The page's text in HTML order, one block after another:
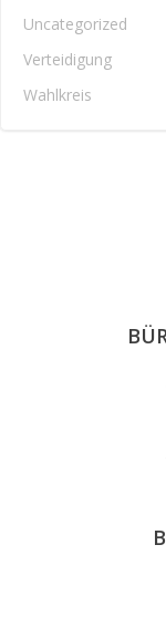
Uncategorized
Verteidigung
Wahlkreis